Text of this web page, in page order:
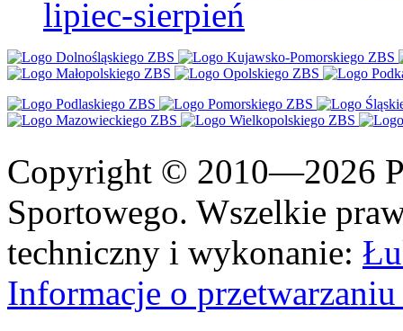
lipiec-sierpień
Copyright © 2010—2026
Sportowego. Wszelkie
techniczny i wykonanie:
Informacje o